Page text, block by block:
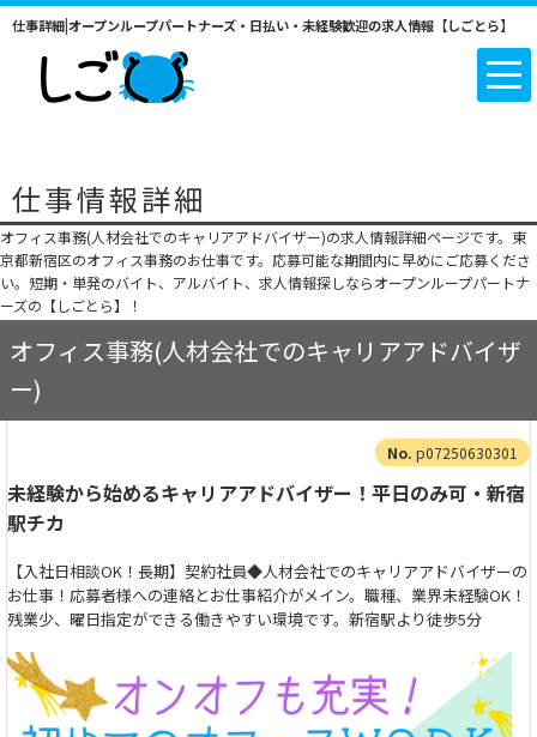
仕事詳細|オープンループパートナーズ・日払い・未経験歓迎の求人情報【しごとら】
仕事情報詳細
オフィス事務(人材会社でのキャリアアドバイザー)の求人情報詳細ページです。東
京都新宿区のオフィス事務のお仕事です。応募可能な期間内に早めにご応募くださ
い。短期・単発のバイト、アルバイト、求人情報探しならオープンループパートナ
ーズの【しごとら】！
オフィス事務(人材会社でのキャリアアドバイザ
ー)
p07250630301
未経験から始めるキャリアアドバイザー！平日のみ可・新宿
駅チカ
【入社日相談OK！長期】契約社員◆人材会社でのキャリアアドバイザーの
お仕事！応募者様への連絡とお仕事紹介がメイン。職種、業界未経験OK！
残業少、曜日指定ができる働きやすい環境です。新宿駅より徒歩5分